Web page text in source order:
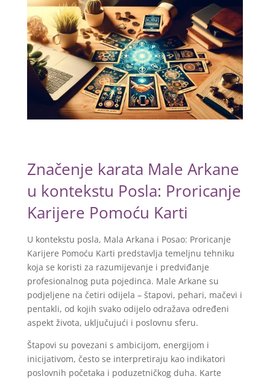
Značenje karata Male Arkane
u kontekstu Posla: Proricanje
Karijere Pomoću Karti
U kontekstu posla, Mala Arkana i Posao: Proricanje
Karijere Pomoću Karti predstavlja temeljnu tehniku
koja se koristi za razumijevanje i predviđanje
profesionalnog puta pojedinca. Male Arkane su
podjeljene na četiri odijela – štapovi, pehari, mačevi i
pentakli, od kojih svako odijelo odražava određeni
aspekt života, uključujući i poslovnu sferu.
Štapovi su povezani s ambicijom, energijom i
inicijativom, često se interpretiraju kao indikatori
poslovnih početaka i poduzetničkog duha. Karte